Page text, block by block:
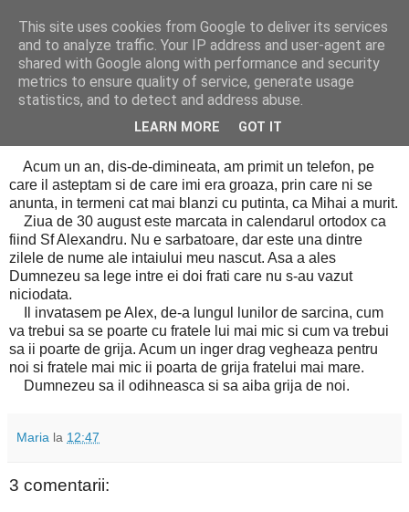
Cealalta realitate
luni, august 30, 2010
Acum un an, dis-de-dimineata, am primit un telefon, pe
care il asteptam si de care imi era groaza, prin care ni se
anunta, in termeni cat mai blanzi cu putinta, ca Mihai a murit.
Ziua de 30 august este marcata in calendarul ortodox ca
fiind Sf Alexandru. Nu e sarbatoare, dar este una dintre
zilele de nume ale intaiului meu nascut. Asa a ales
Dumnezeu sa lege intre ei doi frati care nu s-au vazut
niciodata.
Il invatasem pe Alex, de-a lungul lunilor de sarcina, cum
va trebui sa se poarte cu fratele lui mai mic si cum va trebui
sa ii poarte de grija. Acum un inger drag vegheaza pentru
noi si fratele mai mic ii poarta de grija fratelui mai mare.
Dumnezeu sa il odihneasca si sa aiba grija de noi.
Maria la 12:47
3 comentarii:
This site uses cookies from Google to deliver its services
and to analyze traffic. Your IP address and user-agent are
shared with Google along with performance and security
metrics to ensure quality of service, generate usage
statistics, and to detect and address abuse.
LEARN MORE GOT IT